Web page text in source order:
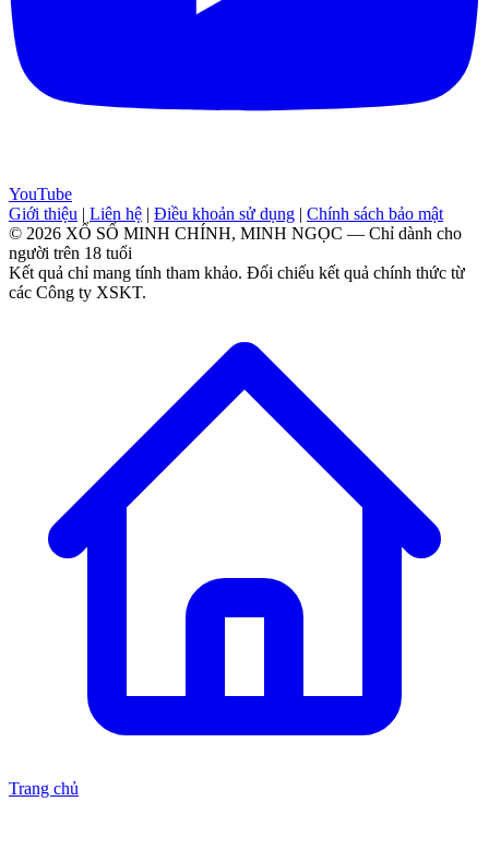
YouTube
Giới thiệu | Liên hệ | Điều khoản sử dụng | Chính sách bảo mật
© 2026 XỔ SỐ MINH CHÍNH, MINH NGỌC — Chỉ dành cho
người trên 18 tuổi
Kết quả chỉ mang tính tham khảo. Đối chiếu kết quả chính thức từ
các Công ty XSKT.
Trang chủ